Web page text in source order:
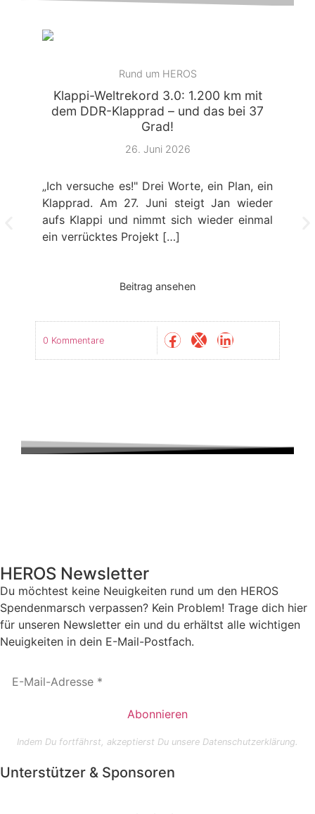
Rund um HEROS
Klappi-Weltrekord 3.0: 1.200 km mit
dem DDR-Klapprad – und das bei 37
Grad!
26. Juni 2026
„Ich versuche es!" Drei Worte, ein Plan, ein
Klapprad. Am 27. Juni steigt Jan wieder
aufs Klappi und nimmt sich wieder einmal
ein verrücktes Projekt […]
Beitrag ansehen
0 Kommentare
HEROS Newsletter
Du möchtest keine Neuigkeiten rund um den HEROS
Spendenmarsch verpassen? Kein Problem! Trage dich hier
für unseren Newsletter ein und du erhältst alle wichtigen
Neuigkeiten in dein E-Mail-Postfach.
Indem Du fortfährst, akzeptierst Du unsere Datenschutzerklärung.
Unterstützer & Sponsoren